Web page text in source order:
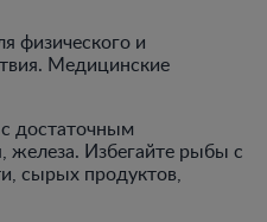
физического и
Медицинские
достаточным
железа. Избегайте рыбы с
сырых продуктов,